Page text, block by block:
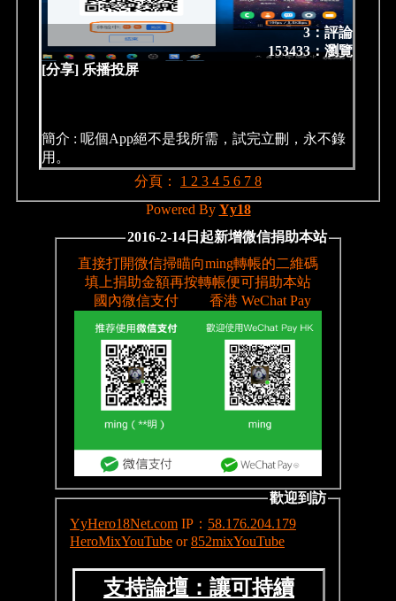
[分享] 乐播投屏
3：評論
153433：瀏覽
簡介 : 呢個App絕不是我所需，試完立刪，永不錄
用。
分頁： 1 2 3 4 5 6 7 8
Powered By Yy18
2016-2-14日起新增微信捐助本站
歡迎到訪
YyHero18Net.com IP： 58.176.204.179
HeroMixYouTube or852mixYouTube
支持論壇：讓可持續